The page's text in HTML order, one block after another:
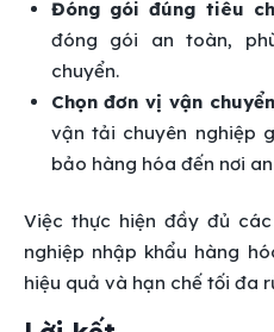
Đóng gói đúng tiêu
đóng gói an toàn,
chuyển.
Chọn đơn vị vận
vận tải chuyên nghiệp
bảo hàng hóa đến nơi
Việc thực hiện đầy đủ
nghiệp nhập khẩu hàng
hiệu quả và hạn chế tối đa